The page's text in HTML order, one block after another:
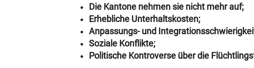
Die Kantone nehmen sie nicht mehr auf;
Erhebliche Unterhaltskosten;
Anpassungs- und
Soziale Konflikte;
Politische Kontroverse über die